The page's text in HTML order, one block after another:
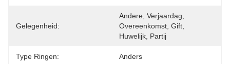
Gelegenheid:
Andere, Verjaardag,
Overeenkomst, Gift,
Huwelijk, Partij
Type Ringen: Anders